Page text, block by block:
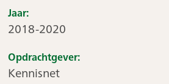
Jaar:
2018-2020
Opdrachtgever:
Kennisnet